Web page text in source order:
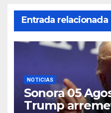
Entrada relacionada
NOTICIAS
Sonora 05
Trump